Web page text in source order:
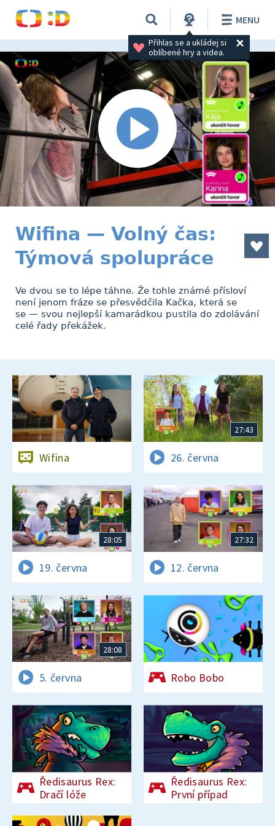
Přihlas se a ukládej si
oblíbené hry a videa.
MENU
Wifina — Volný čas:
Týmová spolupráce
Ve dvou se to lépe táhne. Že tohle známé přísloví
není jenom fráze se přesvědčila Kačka, která se
se — svou nejlepší kamarádkou pustila do zdolávání
celé řady překážek.
Wifina
27:43
26. června
28:05
19. června
27:32
12. června
28:08
5. června Robo Bobo
Ředisaurus Rex:
Dračí lóže
Ředisaurus Rex:
První případ